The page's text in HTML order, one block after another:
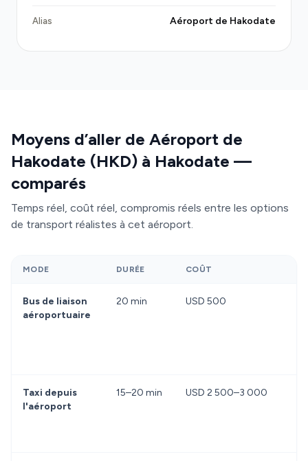
(500 yen, tous les 20 minutes) offre un tarif bas
Alias Aéroport de Hakodate
Moyens d’aller de Aéroport de
Hakodate (HKD) à Hakodate —
comparés
Temps réel, coût réel, compromis réels entre les options
de transport réalistes à cet aéroport.
MODE DURÉE COÛT
Bus de liaison
aéroportuaire
20 min USD 500
Taxi depuis
l'aéroport
15–20 min USD 2 500–3 000